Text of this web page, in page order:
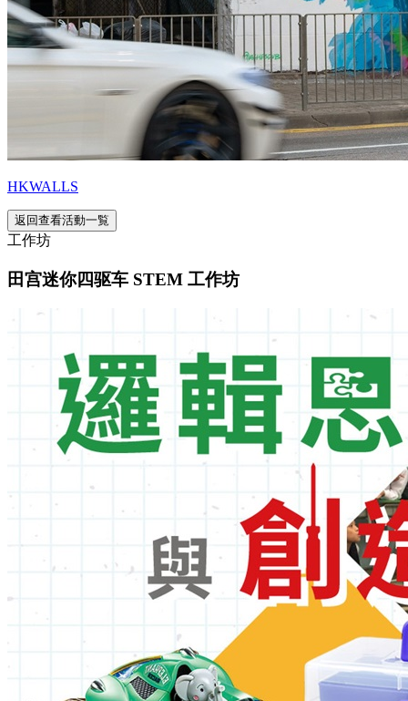
HKWALLS
返回查看活動一覧
工作坊
田宫迷你四驱车 STEM 工作坊